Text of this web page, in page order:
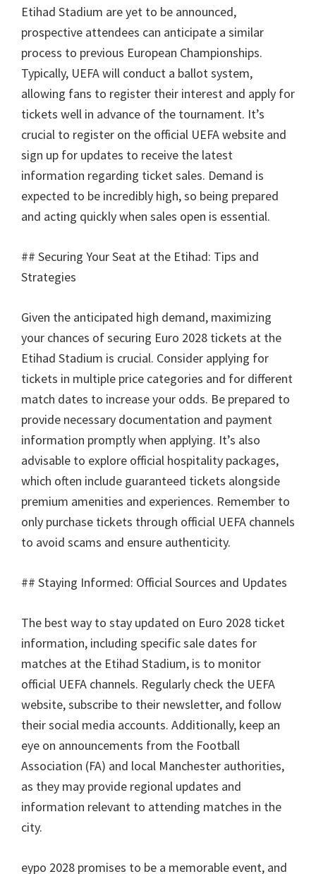
Etihad Stadium are yet to be announced,
prospective attendees can anticipate a similar
process to previous European Championships.
Typically, UEFA will conduct a ballot system,
allowing fans to register their interest and apply for
tickets well in advance of the tournament. It’s
crucial to register on the official UEFA website and
sign up for updates to receive the latest
information regarding ticket sales. Demand is
expected to be incredibly high,so being prepared
and acting quickly when sales open is essential.
## Securing Your Seat at the Etihad: Tips and
Strategies
Given the anticipated high demand, maximizing
your chances of securing Euro 2028 tickets at the
Etihad Stadium is crucial. Consider applying for
tickets in multiple price categories and for different
match dates to increase your odds. Be prepared to
provide necessary documentation and payment
information promptly when applying. It’s also
advisable to explore official hospitality packages,
which often include guaranteed tickets alongside
premium amenities and experiences. Remember to
only purchase tickets through official UEFA channels
to avoid scams and ensure authenticity.
## Staying Informed: Official Sources and Updates
The best way to stay updated on Euro 2028 ticket
information, including specific sale dates for
matches at the Etihad Stadium, is to monitor
official UEFA channels. Regularly check the UEFA
website,subscribe to their newsletter, and follow
their social media accounts. Additionally, keep an
eye on announcements from the Football
Association (FA) and local Manchester authorities,
as they may provide regional updates and
information relevant to attending matches in the
city.
еуро 2028 promises to be a memorable event, and